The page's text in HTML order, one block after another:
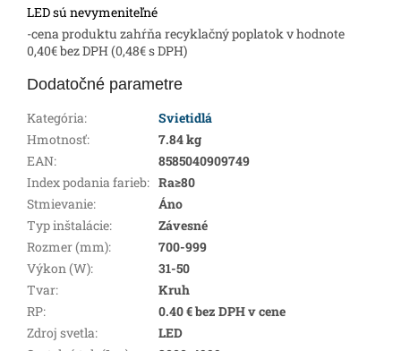
LED sú nevymeniteľné
-cena produktu zahŕňa recyklačný poplatok v hodnote
0,40€ bez DPH (0,48€ s DPH)
Dodatočné parametre
Kategória:
Svietidlá
Hmotnosť:
7.84 kg
EAN:
8585040909749
Index podania farieb: Ra≥80
Stmievanie:
Áno
Typ inštalácie:
Závesné
Rozmer (mm):
700-999
Výkon (W):
31-50
Tvar:
Kruh
RP:
0.40 € bez DPH v cene
Zdroj svetla:
LED